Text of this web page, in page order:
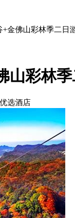
+金佛山彩林季二日
山彩林
选酒店